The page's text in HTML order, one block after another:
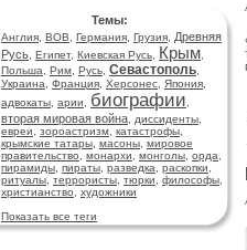
Темы:
Англия ВОВ Германия Грузия
Древняя
Русь Египет, Киевская Русь Крым
Польша
Рим Русь Севастополь
Украина
Франция Херсонес Япония
адвокаты арии биографии
вторая мировая война диссиденты
евреи
зороастризм катастрофы
крымские татары масоны мировое
правительство
монархи монголы орда
пирамиды пираты разведка раскопки
ритуалы террористы тюрки философы
христианство
художники
Показать все теги